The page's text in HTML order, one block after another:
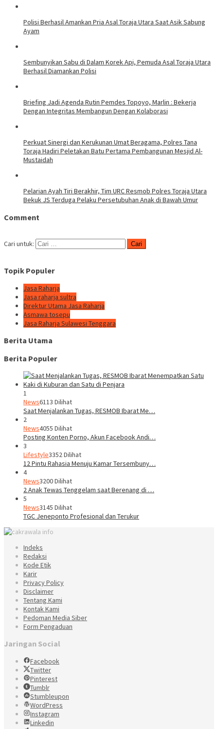
Polisi Berhasil Amankan Pria Asal Toraja Utara Saat Asik Sabung
Ayam
Sembunyikan Sabu di Dalam Korek Api, Pemuda Asal Toraja Utara
Berhasil Diamankan Polisi
Briefing Jadi Agenda Rutin Pemdes Topoyo, Marlin : Bekerja
Dengan Integritas Membangun Dengan Kolaborasi
Perkuat Sinergi dan Kerukunan Umat Beragama, Polres Tana
Toraja Hadiri Peletakan Batu Pertama Pembangunan Mesjid Al-
Mustaidah
Pelarian Ayah Tiri Berakhir, Tim URC Resmob Polres Toraja Utara
Bekuk JS Terduga Pelaku Persetubuhan Anak di Bawah Umur
Comment
Cari untuk:
Topik Populer
Jasa Raharja
Jasa raharja sultra
Direktur Utama Jasa Raharja
Asmawa tosepu
Jasa Raharja Sulawesi Tenggara
Berita Utama
Berita Populer
1
News6113 Dilihat
Saat Menjalankan Tugas, RESMOB Ibarat Me…
2
News4055 Dilihat
Posting Konten Porno, Akun Facebook Andi…
3
Lifestyle3352 Dilihat
12 Pintu Rahasia Menuju Kamar Tersembuny…
4
News3200 Dilihat
2 Anak Tewas Tenggelam saat Berenang di …
5
News3145 Dilihat
TGC Jeneponto Profesional dan Terukur
Indeks
Redaksi
Kode Etik
Karir
Privacy Policy
Disclaimer
Tentang Kami
Kontak Kami
Pedoman Media Siber
Form Pengaduan
Jaringan Social
Facebook
Twitter
Pinterest
Tumblr
Stumbleupon
WordPress
Instagram
Linkedin